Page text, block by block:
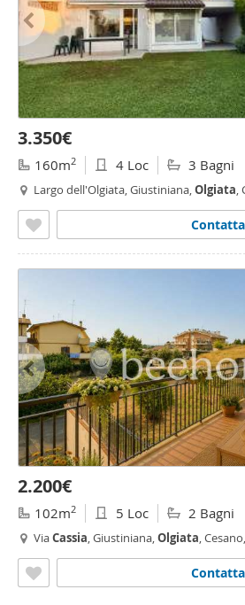
3.350€
160m2 4 Loc 3 Bagni
Largo dell'Olgiata, Giustiniana,Olgiata,
Contatta
2.200€
102m2 5 Loc 2 Bagni
ViaCassia, Giustiniana,Olgiata,
Contatta